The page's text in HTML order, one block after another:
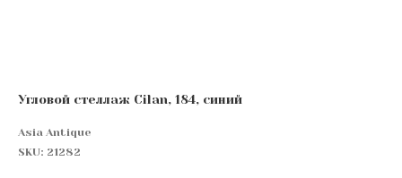
Угловой стеллаж Cilan, 184, синий
Asia Antique
SKU: 21282